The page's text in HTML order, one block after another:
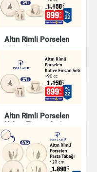
Porland Porselen
Tuzluk Biberlik Seti
Altın Rimli Porselen
Kahve Fincan Seti
Mutfak Ürünleri
Altın Rimli Porselen
Kahve Fincan Seti
Mutfak Ürünleri